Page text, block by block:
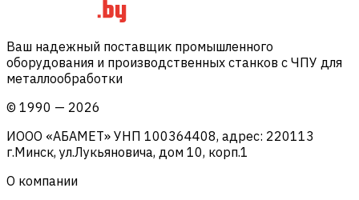
Ваш надежный поставщик промышленного
оборудования и производственных станков с ЧПУ для
металлообработки
© 1990 — 2026
ИООО «АБАМЕТ» УНП 100364408, адрес: 220113
г.Минск, ул.Лукьяновича, дом 10, корп.1
О компании